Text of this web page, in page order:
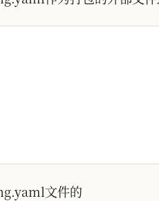
文件的